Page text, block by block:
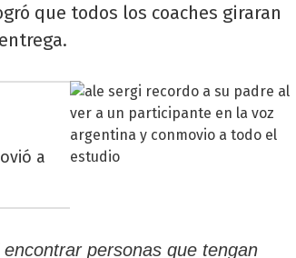
que todos los coaches giraran
a
personas que tengan